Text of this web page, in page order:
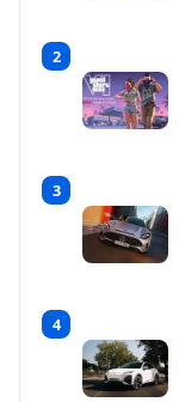
2
3
4